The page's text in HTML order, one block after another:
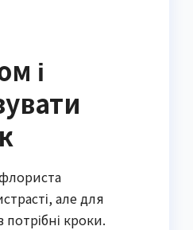
і
але для
потрібні кроки.